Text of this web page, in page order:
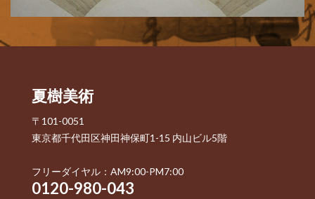
夏樹美術
〒101-0051
東京都千代田区神田神保町1-15 内山ビル5階
フリーダイヤル：AM9:00-PM7:00
0120-980-043